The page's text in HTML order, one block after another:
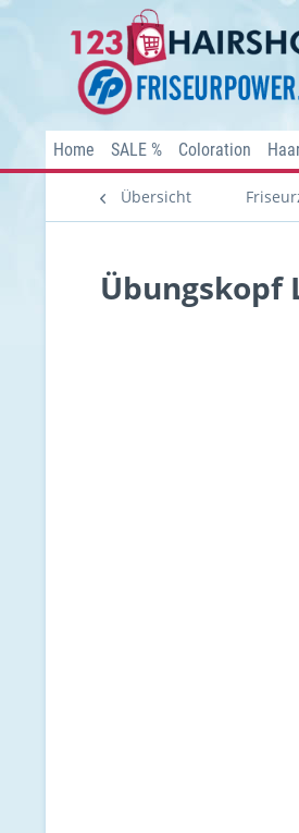
Home SALE % Coloration
Übersicht
Übungskopf